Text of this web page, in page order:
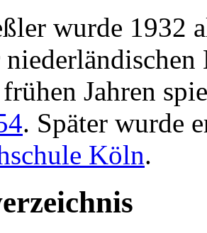
wurde 1932
Jahren
. Später wurde
Köln.